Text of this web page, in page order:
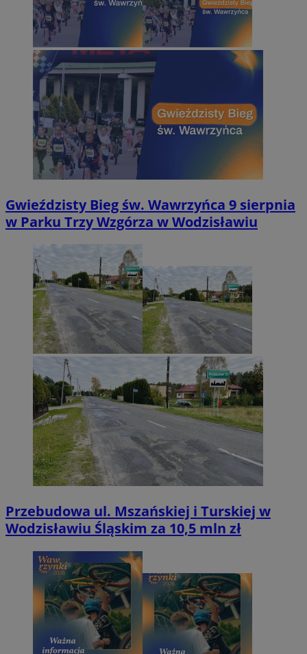
Gwieździsty Bieg św. Wawrzyńca 9 sierpnia
w Parku Trzy Wzgórza w Wodzisławiu
Przebudowa ul. Mszańskiej i Turskiej w
Wodzisławiu Śląskim za 10,5 mln zł